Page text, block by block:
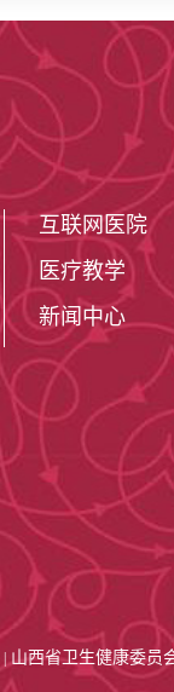
互联网医院
医疗教学
新闻中心
山西省卫生健康委员